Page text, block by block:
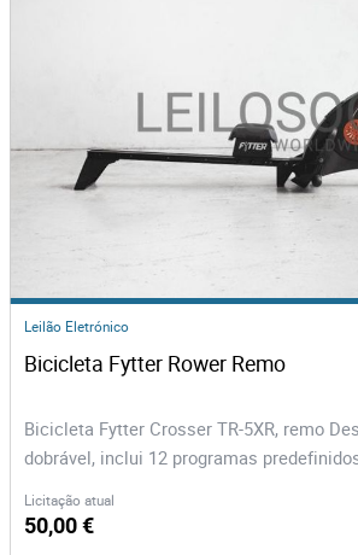
Leilão Eletrónico
Bicicleta Fytter Crosser TR-5XR, remo
dobrável, inclui 12 programas
Licitação atual
50,00 €